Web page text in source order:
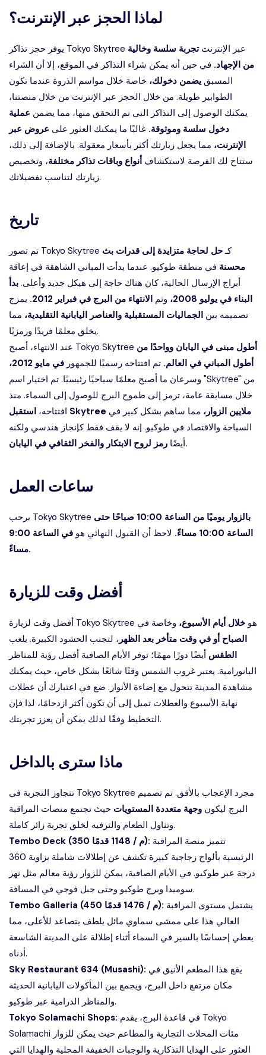
لماذا الحجز عبر الإنترنت؟
يوفر حجز تذاكر Tokyo Skytree عبر الإنترنتتجربة سلسة وخالية
من الإجهاد. في حين أنه يمكن شراء التذاكر في الموقع، إلا أن الشراء
المسبقيضمن دخولك، خاصة خلال مواسم الذروة عندما تكون
الطوابير طويلة. من خلال الحجز عبر الإنترنت من خلال منصتنا،
يمكنك الوصول إلى التذاكر التي تم التحقق منها، مما يضمن عملية
دخول سلسة وموثوقة. غالبًا ما يمكنك العثور على عروض عبر
الإنترنت، مما يجعل زيارتك أكثر بأسعار معقولة. بالإضافة إلى ذلك،
ستتاح لك الفرصة لاستكشاف أنواع وباقات تذاكر مختلفة، وتخصيص
زيارتك لتناسب تفضيلاتك.
تاريخ
تم تصور Tokyo Skytree كـحل لحاجة متزايدة إلى قدرات بث
محسنة في منطقة طوكيو. عندما بدأت المباني الشاهقة في إعاقة
أبراج الإرسال الحالية، كان هناك حاجة إلى هيكل جديد وأعلى. بدأ
البناء في يوليو 2008،
وتم الانتهاء من البرج في فبراير 2012.
يمزج
تصميمه بين الجماليات المستقبلية والعناصر اليابانية التقليدية، مما
يخلق معلمًا فريدًا ورمزيًا.
عند الانتهاء، أصبح Tokyo Skytree أطول مبنى في اليابان وواحدًا من
أطول المباني في العالم. تم افتتاحه رسميًا للجمهور في مايو 2012،
وسرعان ما أصبح معلمًا سياحيًا رئيسيًا. تم اختيار اسم "Skytree" من
خلال مسابقة عامة، ترمز إلى طموح البرج للوصول إلى السماء. منذ
افتتاحه،
استقبل Skytree ملايين الزوار، مما ساهم بشكل كبير في
السياحة والاقتصاد في طوكيو. إنه لا يقف فقط كإنجاز هندسي ولكنه
أيضًارمز لروح الابتكار والفخر الثقافي في اليابان.
ساعات العمل
يرحب Tokyo Skytree بالزوار يوميًا من الساعة 10:00 صباحًا حتى
الساعة 10:00 مساءً.
لاحظ أن القبول النهائي هو
في الساعة 9:00
مساءً.
أفضل وقت للزيارة
أفضل وقت لزيارة Tokyo Skytree هو خلال أيام الأسبوع، وخاصة في
الصباح أو في وقت متأخر بعد الظهر ، لتجنب الحشود الكبيرة. يلعب
الطقس أيضًا دورًا مهمًا؛ توفر الأيام الصافية أفضل رؤية للمناظر
البانورامية. يعتبر غروب الشمس وقتًا شائعًا بشكل خاص، حيث يمكنك
مشاهدة المدينة تتحول مع إضاءة الأنوار. ضع في اعتبارك أن عطلات
نهاية الأسبوع والعطلات تميل إلى أن تكون أكثر ازدحامًا، لذا فإن
التخطيط وفقًا لذلك يمكن أن يعزز تجربتك.
ماذا سترى بالداخل
تتجاوز التجربة في Tokyo Skytree مجرد الإعجاب بالأفق. تم تصميم
البرج ليكون وجهة متعددة المستويات حيث تجتمع منصات المراقبة
وتناول الطعام والترفيه لخلق تجربة زائر كاملة.
Tembo Deck (350 م / 1148 قدمًا):
الرئيسية بألواح زجاجية كبيرة تكشف عن إطلالات شاملة بزاوية 360
درجة عبر طوكيو. في الأيام الصافية، يمكن للزوار رؤية معالم مثل نهر
سوميدا وبرج طوكيو وحتى جبل فوجي في المسافة.
Tembo Galleria (450 م / 1476 قدمًا):
العالي هذا على ممشى سماوي مائل بلطف يتصاعد للأعلى، مما
يعطي إحساسًا بالسير في السماء أثناء إطلالة على المدينة الشاسعة
أدناه.
Sky Restaurant 634 (Musashi):
مكان مرتفع داخل البرج، ويجمع بين المأكولات اليابانية الحديثة
والمناظر الدرامية عبر طوكيو.
Tokyo Solamachi Shops:
Solamachi مئات المحلات التجارية والمطاعم حيث يمكن للزوار
العثور على الهدايا التذكارية والوجبات الخفيفة المحلية والهدايا التي